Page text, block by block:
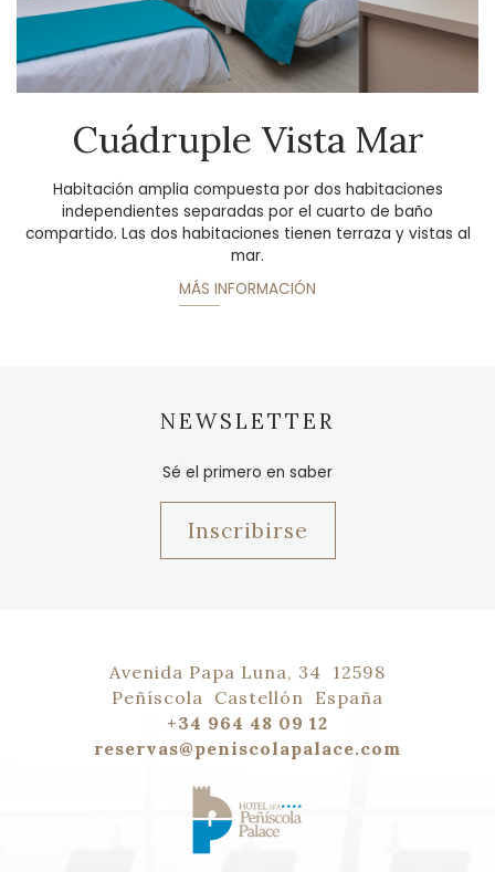
Cuádruple Vista Mar
Habitación amplia compuesta por dos habitaciones
independientes separadas por el cuarto de baño
compartido. Las dos habitaciones tienen terraza y vistas al
mar.
MÁS INFORMACIÓN
NEWSLETTER
Sé el primero en saber
Inscribirse
Avenida Papa Luna, 34 12598
Peñíscola Castellón España
+34 964 48 09 12
reservas@peniscolapalace.com